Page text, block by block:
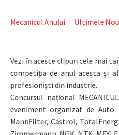
Mecanicul Anului Ultimele
Vezi în aceste clipuri cele mai
competiția de anul acesta și
profesioniști din industrie.
Concursul național
eveniment organizat de Auto
MannFilter, Castrol,